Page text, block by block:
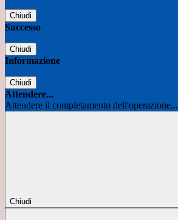
Chiudi
Successo
Chiudi
Informazione
Chiudi
Attendere...
Attendere il completamento dell'operazione...
Chiudi